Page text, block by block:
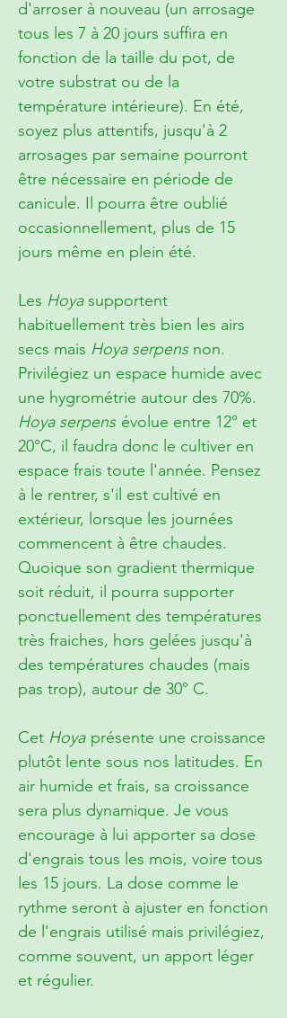
d'arroser à nouveau (un arrosage
tous les 7 à 20 jours suffira en
fonction de la taille du pot, de
votre substrat ou de la
température intérieure). En été,
soyez plus attentifs, jusqu'à 2
arrosages par semaine pourront
être nécessaire en période de
canicule. Il pourra être oublié
occasionnellement, plus de 15
jours même en plein été.
Les Hoyasupportent
habituellement très bien les airs
secs mais Hoya serpens non.
Privilégiez un espace humide avec
une hygrométrie autour des 70%.
Hoya serpens évolue entre 12° et
20°C, il faudra donc le cultiver en
espace frais toute l'année. Pensez
à le rentrer, s'il est cultivé en
extérieur, lorsque les journées
commencent à être chaudes.
Quoique son gradient thermique
soit réduit, il pourra supporter
ponctuellement des températures
très fraiches, hors gelées jusqu'à
des températures chaudes (mais
pas trop), autour de 30° C.
Cet Hoya présente une croissance
plutôt lente sous nos latitudes. En
air humide et frais, sa croissance
sera plus dynamique. Je vous
encourage à lui apporter sa dose
d'engrais tous les mois, voire tous
les 15 jours. La dose comme le
rythme seront à ajuster en fonction
de l'engrais utilisé mais privilégiez,
comme souvent, un apport léger
et régulier.